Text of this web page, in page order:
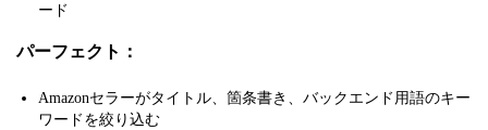
ード
パーフェクト：
Amazonセラーがタイトル、箇条書き、バックエンド用語のキー
ワードを絞り込む